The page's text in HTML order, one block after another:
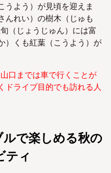
うよう）が見頃を迎えま
んれい）の樹木（じゅも
（じょうじゅん）には富
）くも紅葉（こうよう）が
口までは車で行くことが
ドライブ目的でも訪れる人
で楽しめる秋の
ティ